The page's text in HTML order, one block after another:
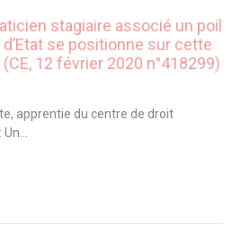
stagiaire associé un poil
se positionne sur cette
12 février 2020 n°418299)
apprentie du centre de droit